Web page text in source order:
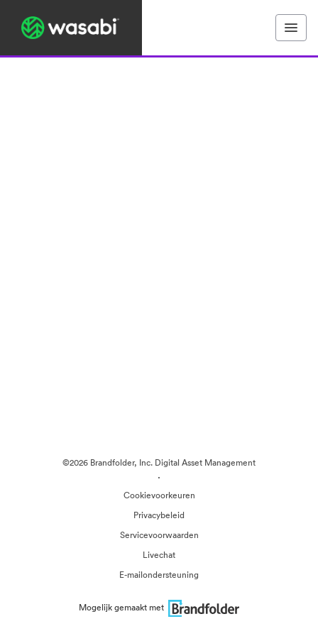
©2026 Brandfolder, Inc. Digital Asset Management
·
Cookievoorkeuren
Privacybeleid
Servicevoorwaarden
Livechat
E-mailondersteuning
Mogelijk gemaakt met